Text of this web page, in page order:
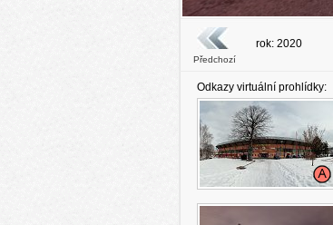
Předchozí
rok: 2020
Odkazy virtuální prohlídky: